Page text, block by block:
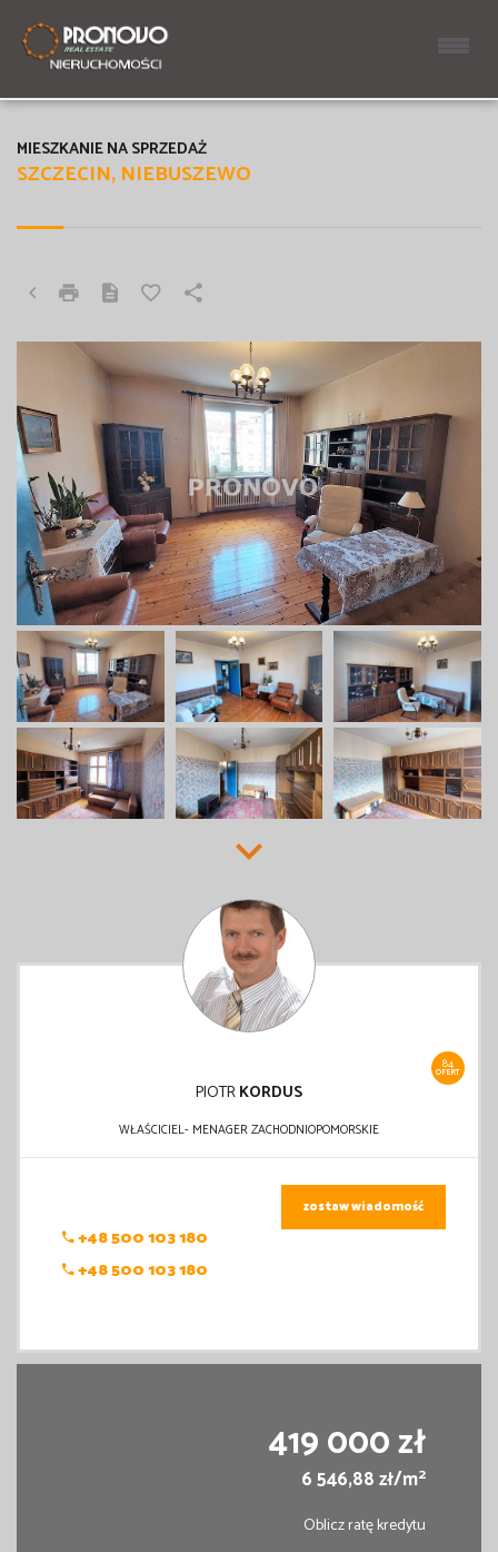
SZCZECIN, NIEBUSZEWO
MIESZKANIE NA SPRZEDAŻ
84
OFERT
PIOTRKORDUS
WŁAŚCICIEL- MENAGER ZACHODNIOPOMORSKIE
+48 500 103 180
+48 500 103 180
zostaw wiadomość
419 000 zł
6 546,88 zł/m2
Oblicz ratę kredytu